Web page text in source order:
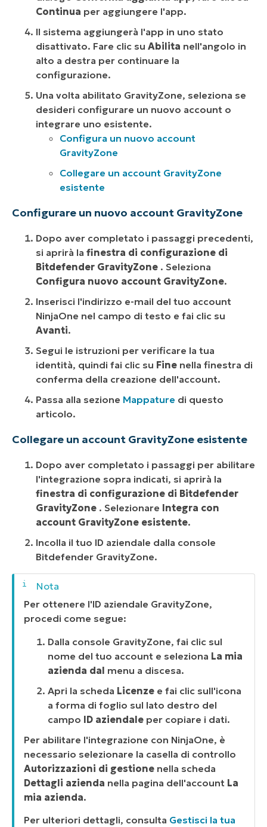
Continua per aggiungere l'app.
Il sistema aggiungerà l'app in uno stato
disattivato. Fare clic su Abilita nell'angolo in
alto a destra per continuare la
configurazione.
Una volta abilitato GravityZone, seleziona se
desideri configurare un nuovo account o
integrare uno esistente.
Configura un nuovo account
GravityZone
Collegare un account GravityZone
esistente
Configurare un nuovo account GravityZone
Dopo aver completato i passaggi precedenti,
si aprirà la finestra di configurazione di
Bitdefender GravityZone . Seleziona
Configura nuovo account GravityZone.
Inserisci l'indirizzo e-mail del tuo account
NinjaOne nel campo di testo e fai clic su
Avanti.
Segui le istruzioni per verificare la tua
identità, quindi fai clic su Fine nella finestra di
conferma della creazione dell'account.
Passa alla sezione Mappature di questo
articolo.
Collegare un account GravityZone esistente
Dopo aver completato i passaggi per abilitare
l'integrazione sopra indicati, si aprirà la
finestra di configurazione di Bitdefender
GravityZone . Selezionare Integra con
account GravityZone esistente.
Incolla il tuo ID aziendale dalla console
Bitdefender GravityZone.
Per ottenere l'ID aziendale GravityZone,
procedi come segue:
Dalla console GravityZone, fai clic sul
nome del tuo account e seleziona La mia
azienda dal menu a discesa.
Apri la scheda Licenze e fai clic sull'icona
a forma di foglio sul lato destro del
campo ID aziendale per copiare i dati.
Per abilitare l'integrazione con NinjaOne, è
necessario selezionare la casella di controllo
Autorizzazioni di gestione nella scheda
Dettagli azienda nella pagina dell'account La
mia azienda.
Per ulteriori dettagli, consulta Gestisci la tua